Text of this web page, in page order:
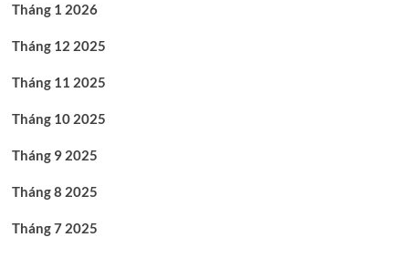
Tháng 1 2026
Tháng 12 2025
Tháng 11 2025
Tháng 10 2025
Tháng 9 2025
Tháng 8 2025
Tháng 7 2025